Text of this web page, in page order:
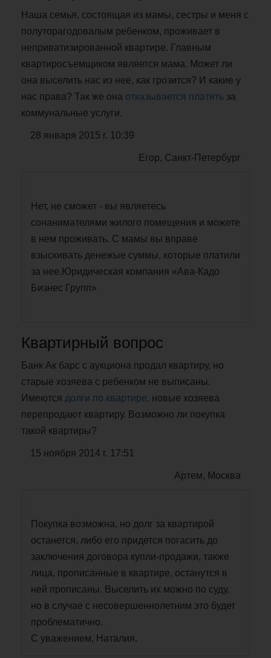
Наша семья, состоящая из мамы, сестры и меня с
полуторагодовалым ребенком, проживает в
неприватизированной квартире. Главным
квартиросъемщиком является мама. Может ли
она выселить нас из нее, как грозится? И какие у
нас права? Так же она отказывается платить за
коммунальные услуги.
28 января 2015 г. 10:39
Егор, Санкт-Петербург
Нет, не сможет - вы являетесь
сонанимателями жилого помещения и можете
в нем проживать. С мамы вы вправе
взыскивать денежые суммы, которые платили
за нее.Юридическая компания «Ава-Кадо
Бизнес Групп»
Квартирный вопрос
Банк Ак барс с аукциона продал квартиру, но
старые хозяева с ребенком не выписаны.
Имеются долги по квартире. новые хозяева
перепродают квартиру. Возможно ли покупка
такой квартиры?
15 ноября 2014 г. 17:51
Артем, Москва
Покупка возможна, но долг за квартирой
останется, либо его придется погасить до
заключения договора купли-продажи, также
лица, прописанные в квартире, останутся в
ней прописаны. Выселить их можно по суду,
но в случае с несовершеннолетним это будет
проблематично.
С уважением, Наталия.